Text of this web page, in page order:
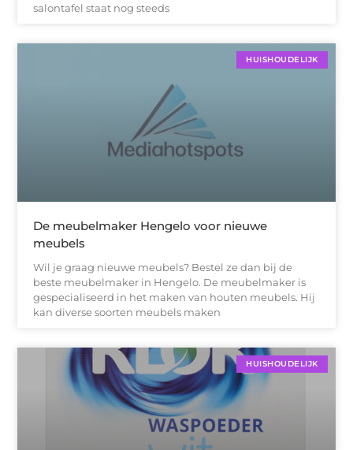
salontafel staat nog steeds
HUISHOUDELIJK
De meubelmaker Hengelo voor nieuwe
meubels
Wil je graag nieuwe meubels? Bestel ze dan bij de
beste meubelmaker in Hengelo. De meubelmaker is
gespecialiseerd in het maken van houten meubels. Hij
kan diverse soorten meubels maken
HUISHOUDELIJK